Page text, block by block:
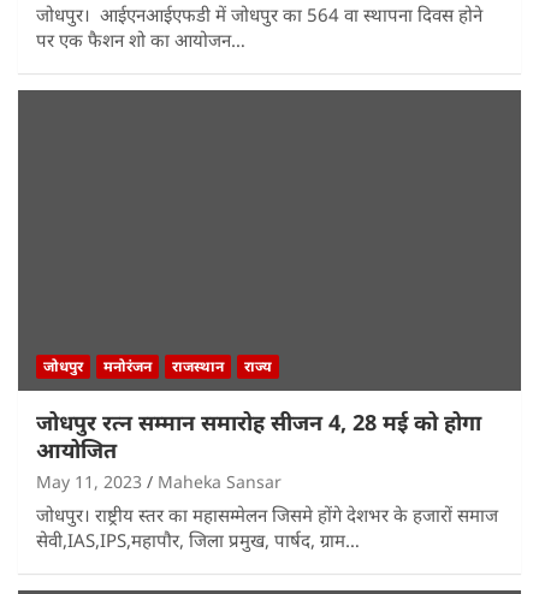
जोधपुर। आईएनआईएफडी में जोधपुर का 564 वा स्थापना दिवस होने
पर एक फैशन शो का आयोजन…
जोधपुर मनोरंजन राजस्थान राज्य
जोधपुर रत्न सम्मान समारोह सीजन 4, 28 मई को होगा
आयोजित
May 11, 2023 Maheka Sansar
जोधपुर। राष्ट्रीय स्तर का महासम्मेलन जिसमे होंगे देशभर के हजारों समाज
सेवी,IAS,IPS,महापौर, जिला प्रमुख, पार्षद, ग्राम…